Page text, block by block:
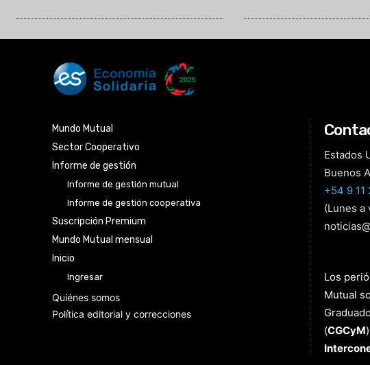
Mundo Mutual
Sector Cooperativo
Informe de gestión
Informe de gestión mutual
Informe de gestión cooperativa
Suscripción Premium
Mundo Mutual mensual
Inicio
Ingresar
Quiénes somos
Política editorial y correcciones
Estados
Buenos
+54 9
(Lunes a
Los
Mutual
(CGCyM)